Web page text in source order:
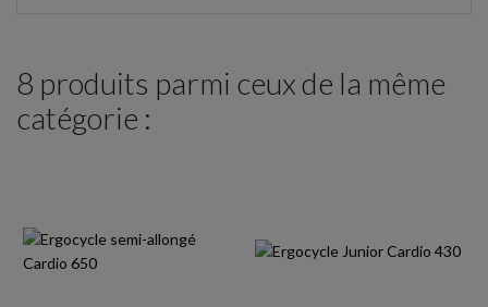
8 produits parmi ceux de la même
catégorie :